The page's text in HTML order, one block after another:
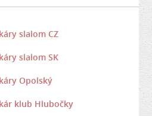
slalom CZ
slalom SK
Opolský
klub Hlubočky